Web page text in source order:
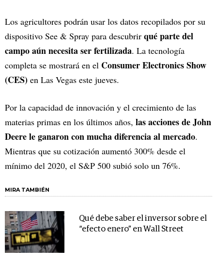
Los agricultores podrán usar los datos recopilados por su
dispositivo See & Spray para descubrir qué parte del
campo aún necesita ser fertilizada. La tecnología
completa se mostrará en el Consumer Electronics Show
(CES) en Las Vegas este jueves.
Por la capacidad de innovación y el crecimiento de las
materias primas en los últimos años, las acciones de John
Deere le ganaron con mucha diferencia al mercado.
Mientras que su cotización aumentó 300% desde el
mínimo del 2020, el S&P 500 subió solo un 76%.
MIRA TAMBIÉN
Qué debe saber el inversor sobre el
“efecto enero” en Wall Street